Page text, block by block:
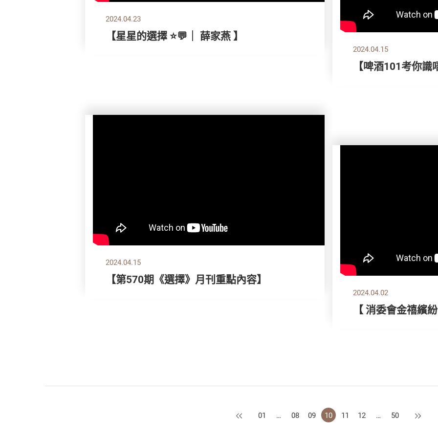
2024.04.23
【星星的選擇 ⭐💬｜ 薛家燕 】
2024.04.15
【啤酒101考你識
2024.04.15
【第570期《選擇》月刊重點內容】
2024.04.02
【 消委會金禧繽
上一頁
01 … 08 09 10 11 12 … 50 下一頁